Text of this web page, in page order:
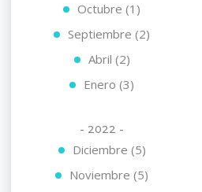
Octubre (1)
Septiembre (2)
Abril (2)
Enero (3)
- 2022 -
Diciembre (5)
Noviembre (5)